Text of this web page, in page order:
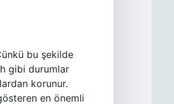
bu şekilde
gibi durumlar
korunur.
en önemli